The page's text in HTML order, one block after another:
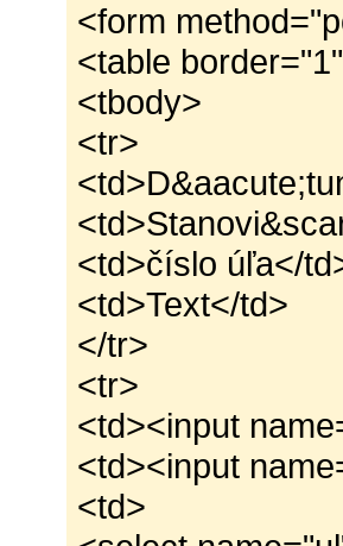
<form
<table
<tbody>
<tr>
<td>číslo úľa</
<td>Text</td>
</tr>
<tr>
<td><input
<td><input
<td>